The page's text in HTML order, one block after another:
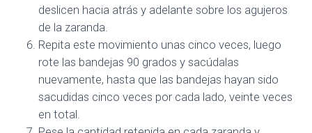
deslicen hacia atrás y adelante sobre los agujeros
de la zaranda.
Repita este movimiento unas cinco veces, luego
rote las bandejas 90 grados y sacúdalas
nuevamente, hasta que las bandejas hayan sido
sacudidas cinco veces por cada lado, veinte veces
en total.